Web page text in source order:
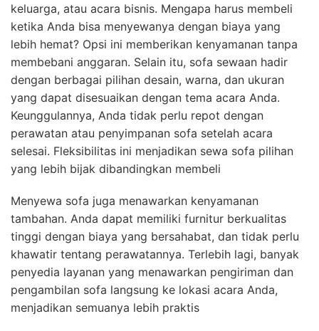
keluarga, atau acara bisnis. Mengapa harus membeli
ketika Anda bisa menyewanya dengan biaya yang
lebih hemat? Opsi ini memberikan kenyamanan tanpa
membebani anggaran. Selain itu, sofa sewaan hadir
dengan berbagai pilihan desain, warna, dan ukuran
yang dapat disesuaikan dengan tema acara Anda.
Keunggulannya, Anda tidak perlu repot dengan
perawatan atau penyimpanan sofa setelah acara
selesai. Fleksibilitas ini menjadikan sewa sofa pilihan
yang lebih bijak dibandingkan membeli
Menyewa sofa juga menawarkan kenyamanan
tambahan. Anda dapat memiliki furnitur berkualitas
tinggi dengan biaya yang bersahabat, dan tidak perlu
khawatir tentang perawatannya. Terlebih lagi, banyak
penyedia layanan yang menawarkan pengiriman dan
pengambilan sofa langsung ke lokasi acara Anda,
menjadikan semuanya lebih praktis